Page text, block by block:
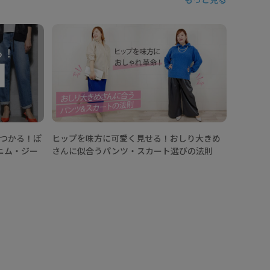
かる！ぽ
ム・ジー
ヒップを味方に可愛く見せる！おしり大きめ
さんに似合うパンツ・スカート選びの法則